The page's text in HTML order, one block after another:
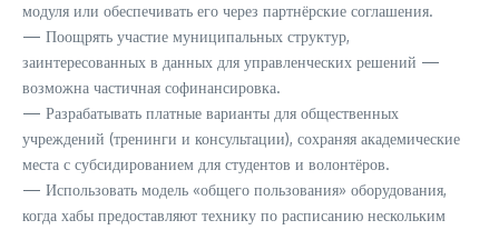
модуля или обеспечивать его через партнёрские соглашения.
— Поощрять участие муниципальных структур,
заинтересованных в данных для управленческих решений —
возможна частичная софинансировка.
— Разрабатывать платные варианты для общественных
учреждений (тренинги и консультации), сохраняя академические
места с субсидированием для студентов и волонтёров.
— Использовать модель «общего пользования» оборудования,
когда хабы предоставляют технику по расписанию нескольким